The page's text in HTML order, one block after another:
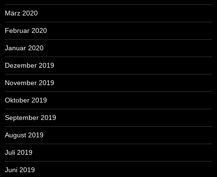
März 2020
Februar 2020
Januar 2020
Dezember 2019
November 2019
Oktober 2019
September 2019
August 2019
Juli 2019
Juni 2019